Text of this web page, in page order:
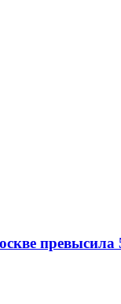
превысила